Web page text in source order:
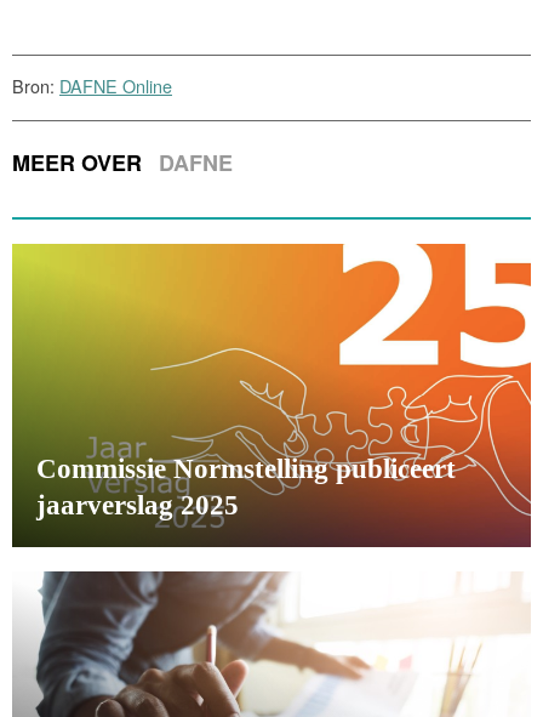
Bron: DAFNE Online
MEER OVER DAFNE
Commissie Normstelling publiceert
jaarverslag 2025